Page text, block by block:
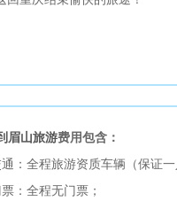
眉山旅游费用包含：
通：全程旅游资质车辆（保证一
：全程无门票；